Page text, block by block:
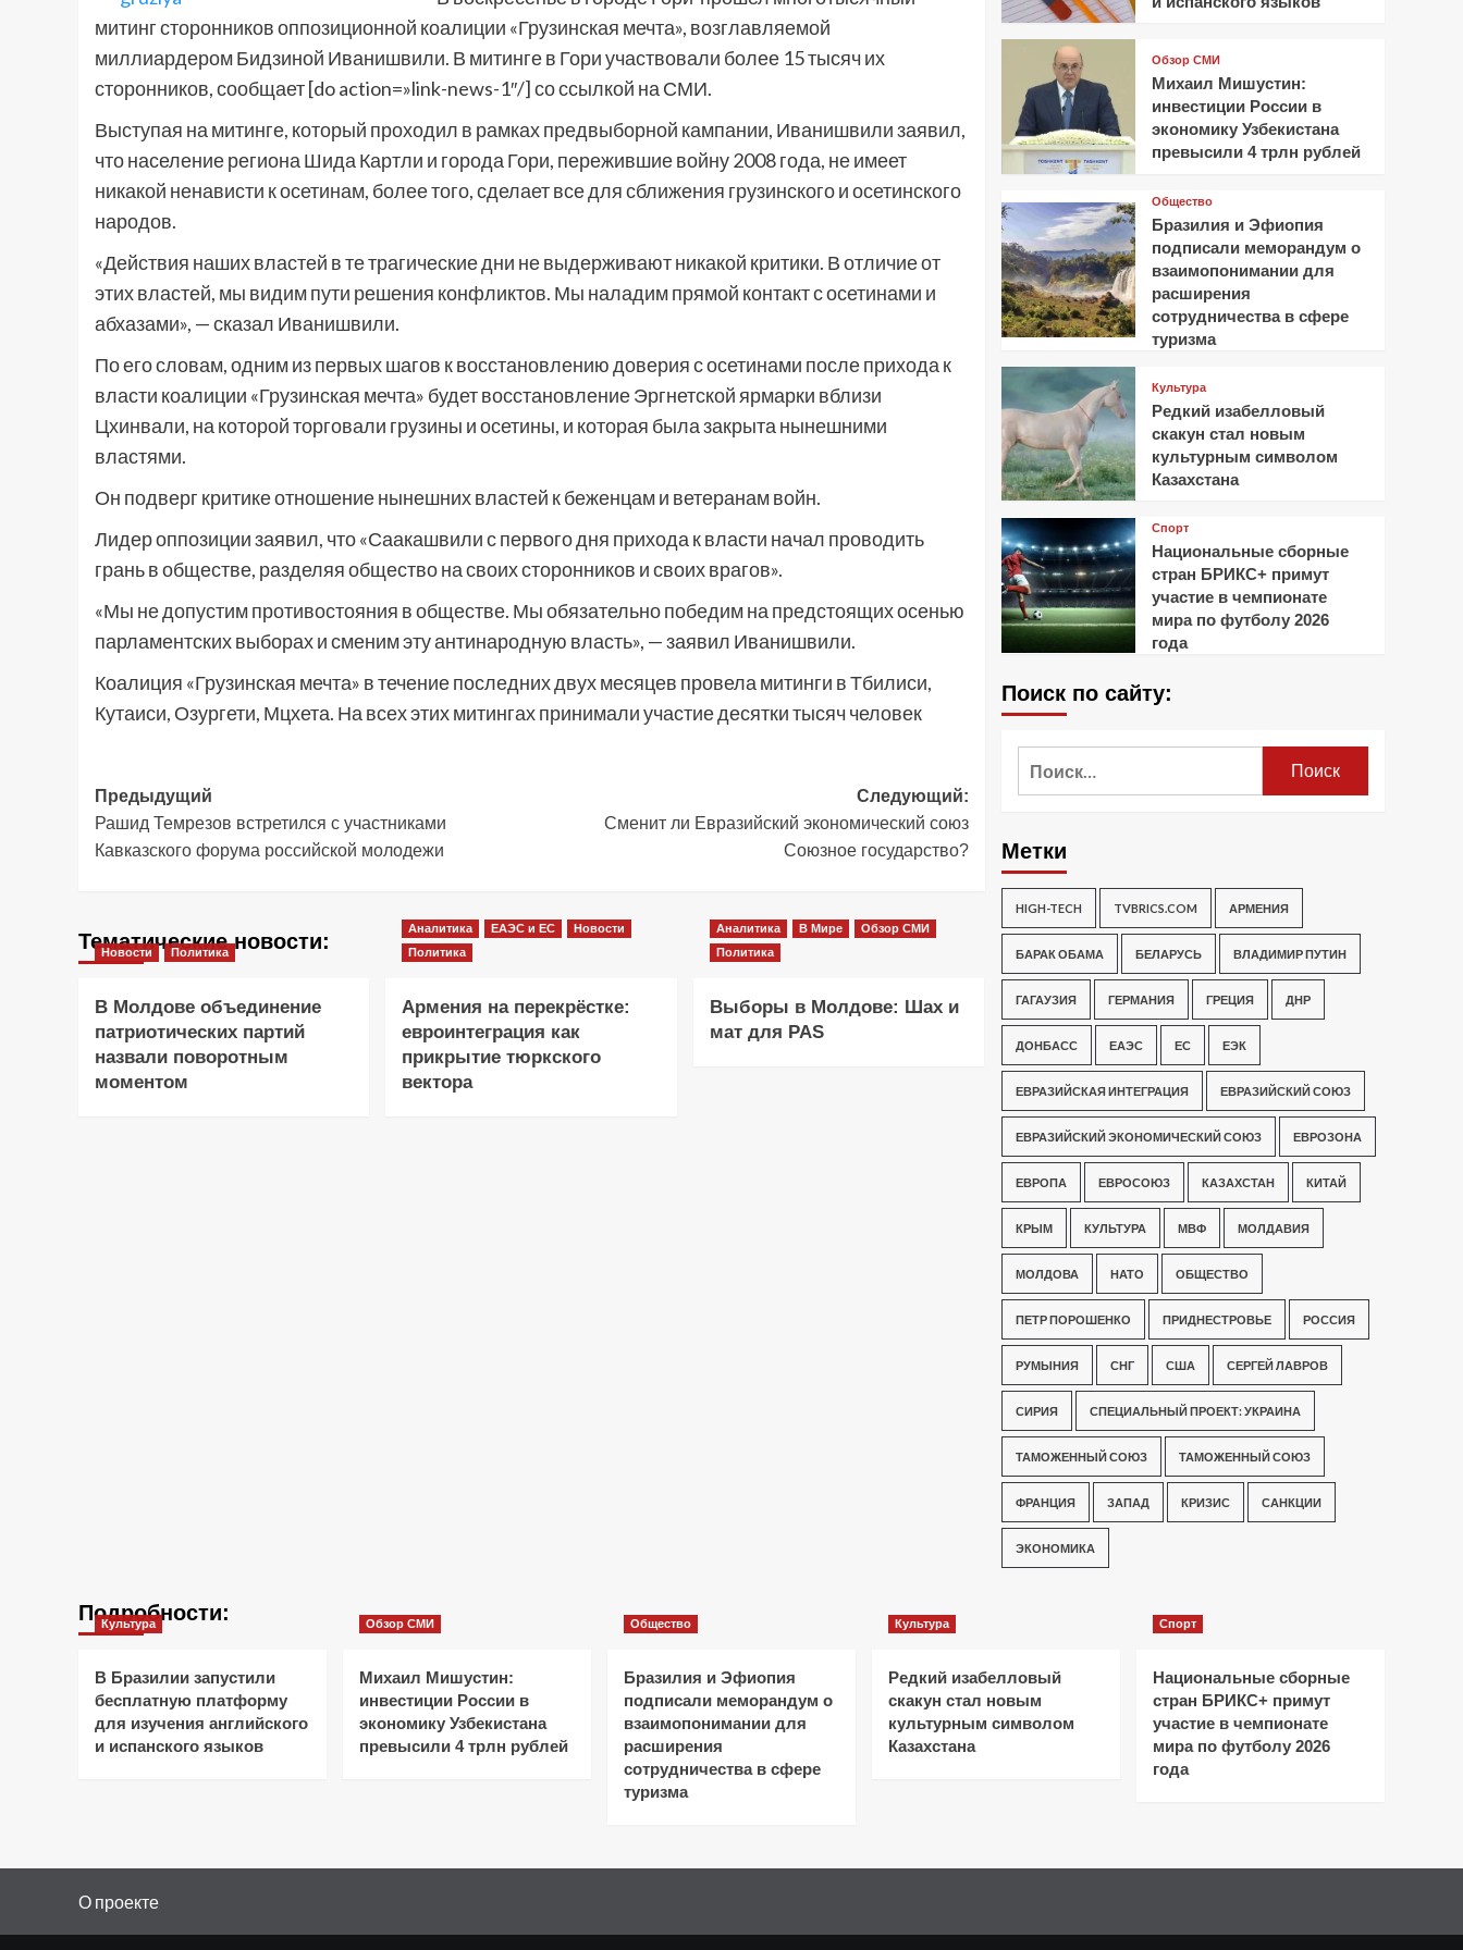
митинг сторонников оппозиционной коалиции «Грузинская мечта», возглавляемой
миллиардером Бидзиной Иванишвили. В митинге в Гори участвовали более 15 тысяч их
сторонников, сообщает [do action=»link-news-1″/] со ссылкой на СМИ.
Выступая на митинге, который проходил в рамках предвыборной кампании, Иванишвили заявил,
что население региона Шида Картли и города Гори, пережившие войну 2008 года, не имеет
никакой ненависти к осетинам, более того, сделает все для сближения грузинского и осетинского
народов.
«Действия наших властей в те трагические дни не выдерживают никакой критики. В отличие от
этих властей, мы видим пути решения конфликтов. Мы наладим прямой контакт с осетинами и
абхазами», — сказал Иванишвили.
По его словам, одним из первых шагов к восстановлению доверия с осетинами после прихода к
власти коалиции «Грузинская мечта» будет восстановление Эргнетской ярмарки вблизи
Цхинвали, на которой торговали грузины и осетины, и которая была закрыта нынешними
властями.
Он подверг критике отношение нынешних властей к беженцам и ветеранам войн.
Лидер оппозиции заявил, что «Саакашвили с первого дня прихода к власти начал проводить
грань в обществе, разделяя общество на своих сторонников и своих врагов».
«Мы не допустим противостояния в обществе. Мы обязательно победим на предстоящих осенью
парламентских выборах и сменим эту антинародную власть», — заявил Иванишвили.
Коалиция «Грузинская мечта» в течение последних двух месяцев провела митинги в Тбилиси,
Кутаиси, Озургети, Мцхета. На всех этих митингах принимали участие десятки тысяч человек
Навигация
записи
Предыдущий
Рашид Темрезов встретился с участниками
Кавказского форума российской молодежи
Следующий:
Сменит ли Евразийский экономический союз
Союзное государство?
Тематические новости:
Новости Политика
В Молдове объединение
патриотических партий
назвали поворотным
моментом
Аналитика ЕАЭС и ЕС
Новости
Политика
Армения на перекрёстке:
евроинтеграция как
прикрытие тюркского
вектора
Аналитика В Мире
Обзор СМИ
Политика
Выборы в Молдове: Шах и
мат для PAS
Обзор СМИ
Михаил Мишустин:
инвестиции России в
экономику Узбекистана
превысили 4 трлн рублей
Общество
Бразилия и Эфиопия
подписали меморандум о
взаимопонимании для
расширения
сотрудничества в сфере
туризма
Культура
Редкий изабелловый
скакун стал новым
культурным символом
Казахстана
Спорт
Национальные сборные
стран БРИКС+ примут
участие в чемпионате
мира по футболу 2026
года
Поиск по сайту:
Метки
HIGH-TECH TVBRICS.COM АРМЕНИЯ
БАРАК ОБАМА БЕЛАРУСЬ ВЛАДИМИР ПУТИН
ГАГАУЗИЯ ГЕРМАНИЯ ГРЕЦИЯ ДНР
ДОНБАСС ЕАЭС ЕС ЕЭК
ЕВРАЗИЙСКАЯ ИНТЕГРАЦИЯ ЕВРАЗИЙСКИЙ СОЮЗ
ЕВРАЗИЙСКИЙ ЭКОНОМИЧЕСКИЙ СОЮЗ ЕВРОЗОНА
ЕВРОПА ЕВРОСОЮЗ КАЗАХСТАН КИТАЙ
КРЫМ КУЛЬТУРА МВФ МОЛДАВИЯ
МОЛДОВА НАТО ОБЩЕСТВО
ПЕТР ПОРОШЕНКО ПРИДНЕСТРОВЬЕ РОССИЯ
РУМЫНИЯ СНГ США СЕРГЕЙ ЛАВРОВ
СИРИЯ СПЕЦИАЛЬНЫЙ ПРОЕКТ: УКРАИНА
ТАМОЖЕННЫЙ СОЮЗ ТАМОЖЕННЫЙ СОЮЗ
ФРАНЦИЯ ЗАПАД КРИЗИС САНКЦИИ
ЭКОНОМИКА
Подробности:
Культура
В Бразилии запустили
бесплатную платформу
для изучения английского
и испанского языков
Обзор СМИ
Михаил Мишустин:
инвестиции России в
экономику Узбекистана
превысили 4 трлн рублей
Общество
Бразилия и Эфиопия
подписали меморандум о
взаимопонимании для
расширения
сотрудничества в сфере
туризма
Культура
Редкий изабелловый
скакун стал новым
культурным символом
Казахстана
Спорт
Национальные сборные
стран БРИКС+ примут
участие в чемпионате
мира по футболу 2026
года
О проекте